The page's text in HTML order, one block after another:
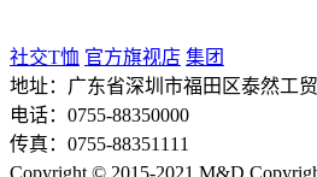
社交T恤 官方旗视店 集团
地址： 广东省深圳市福田区泰然工
电话： 0755-88350000
传真： 0755-88351111
Copyright © 2015-2021 M&D